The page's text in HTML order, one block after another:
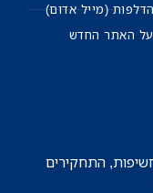
(מייל אדום)
האתר החדש
התחקירים